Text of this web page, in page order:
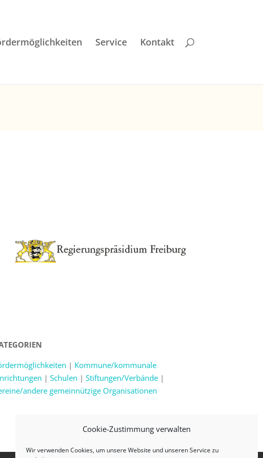
Cookie-Zustimmung verwalten
Wir verwenden Cookies, um unsere Website und unseren Service zu
Service Kontakt
| Kommune/kommunale
| Schulen | Stiftungen/Verbände|
andere gemeinnützige Organisationen